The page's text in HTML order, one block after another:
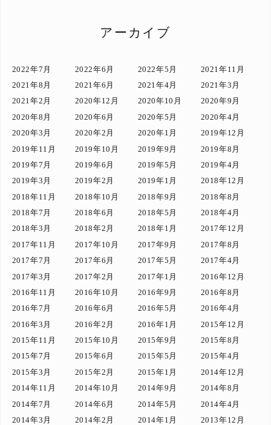
アーカイブ
2022年7月 2022年6月 2022年5月
2021年11月
2021年8月
2021年6月 2021年4月
2021年3月
2021年2月
2020年12月 2020年10月
2020年9月
2020年8月
2020年6月 2020年5月
2020年4月
2020年3月
2020年2月 2020年1月
2019年12月
2019年11月
2019年10月 2019年9月
2019年8月
2019年7月
2019年6月 2019年5月
2019年4月
2019年3月
2019年2月 2019年1月
2018年12月
2018年11月
2018年10月 2018年9月
2018年8月
2018年7月
2018年6月 2018年5月
2018年4月
2018年3月
2018年2月 2018年1月
2017年12月
2017年11月
2017年10月 2017年9月
2017年8月
2017年7月
2017年6月 2017年5月
2017年4月
2017年3月
2017年2月 2017年1月
2016年12月
2016年11月
2016年10月 2016年9月
2016年8月
2016年7月
2016年6月 2016年5月
2016年4月
2016年3月
2016年2月 2016年1月
2015年12月
2015年11月
2015年10月 2015年9月
2015年8月
2015年7月
2015年6月 2015年5月
2015年4月
2015年3月
2015年2月 2015年1月
2014年12月
2014年11月
2014年10月 2014年9月
2014年8月
2014年7月
2014年6月 2014年5月
2014年4月
2014年3月
2014年2月 2014年1月
2013年12月